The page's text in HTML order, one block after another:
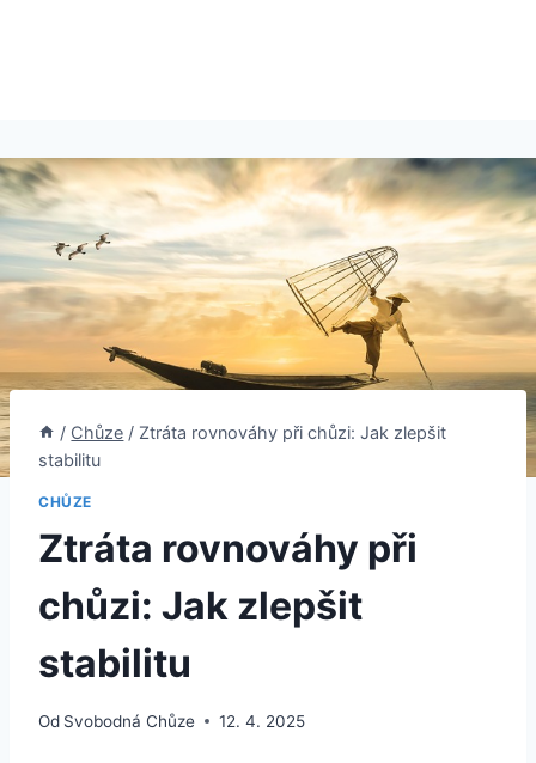
/ Chůze / Ztráta rovnováhy při chůzi: Jak zlepšit
stabilitu
CHŮZE
Ztráta rovnováhy při
chůzi: Jak zlepšit
stabilitu
Od Svobodná Chůze 12. 4. 2025